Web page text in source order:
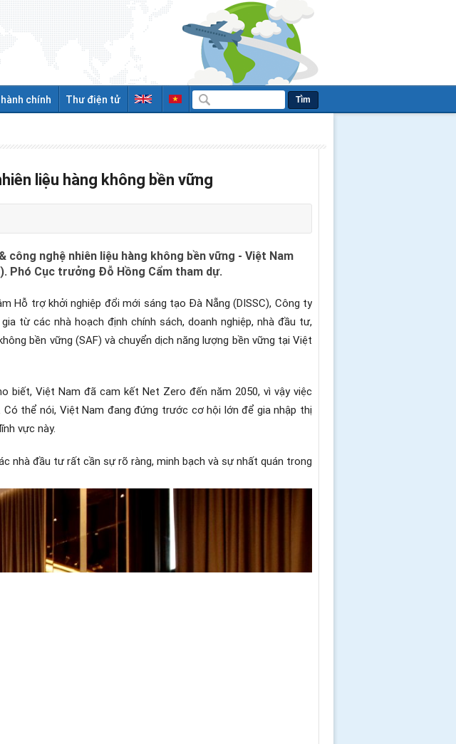
chính Thư điện tử Tìm
liệu hàng không bền vững
nghệ nhiên liệu hàng không bền vững - Việt Nam
Phó Cục trưởng Đỗ Hồng Cẩm tham dự.
Hỗ trợ khởi nghiệp đổi mới sáng tạo Đà Nẵng (DISSC), Công ty
từ các nhà hoạch định chính sách, doanh nghiệp, nhà đầu tư,
bền vững (SAF) và chuyển dịch năng lượng bền vững tại Việt
biết, Việt Nam đã cam kết Net Zero đến năm 2050, vì vậy việc
thể nói, Việt Nam đang đứng trước cơ hội lớn để gia nhập thị
vực này.
nhà đầu tư rất cần sự rõ ràng, minh bạch và sự nhất quán trong